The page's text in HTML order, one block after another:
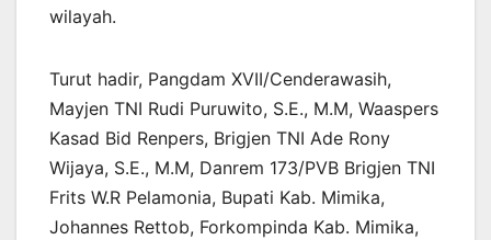
wilayah.
Turut hadir, Pangdam XVII/Cenderawasih,
Mayjen TNI Rudi Puruwito, S.E., M.M, Waaspers
Kasad Bid Renpers, Brigjen TNI Ade Rony
Wijaya, S.E., M.M, Danrem 173/PVB Brigjen TNI
Frits W.R Pelamonia, Bupati Kab. Mimika,
Johannes Rettob, Forkompinda Kab. Mimika,